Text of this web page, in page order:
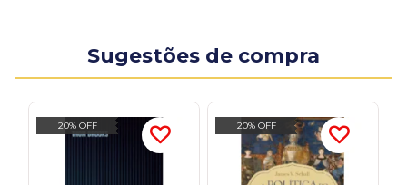
Sugestões de compra
20% OFF 20% OFF